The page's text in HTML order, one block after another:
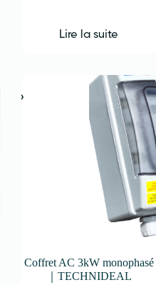
Lire la suite
Coffret AC 3kW monophasé
｜TECHNIDEAL